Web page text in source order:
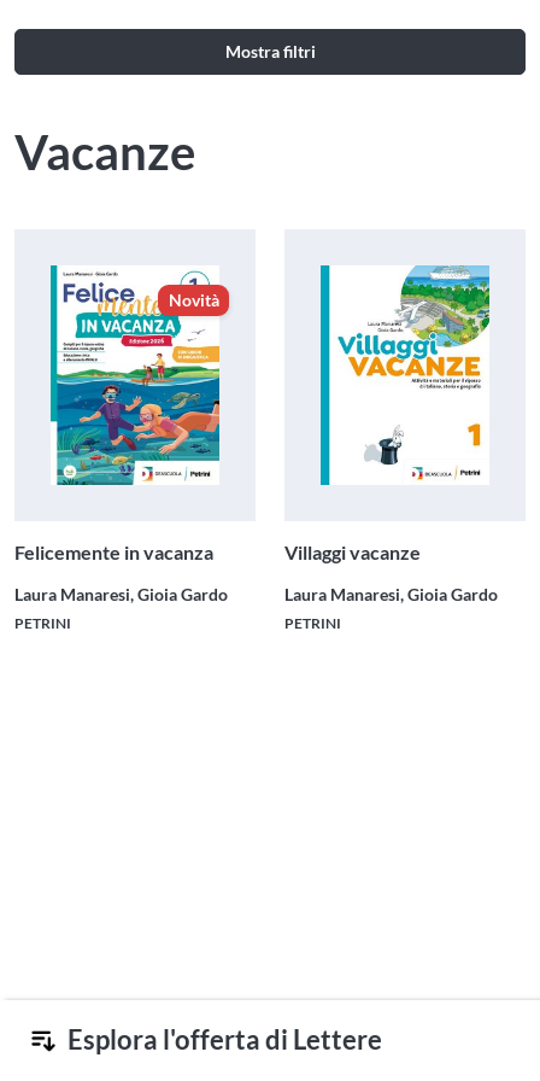
Esplora l'offerta di Lettere
Mostra filtri
Vacanze
Novità
Felicemente in vacanza
Laura Manaresi, Gioia Gardo
PETRINI
Villaggi vacanze
Laura Manaresi, Gioia Gardo
PETRINI